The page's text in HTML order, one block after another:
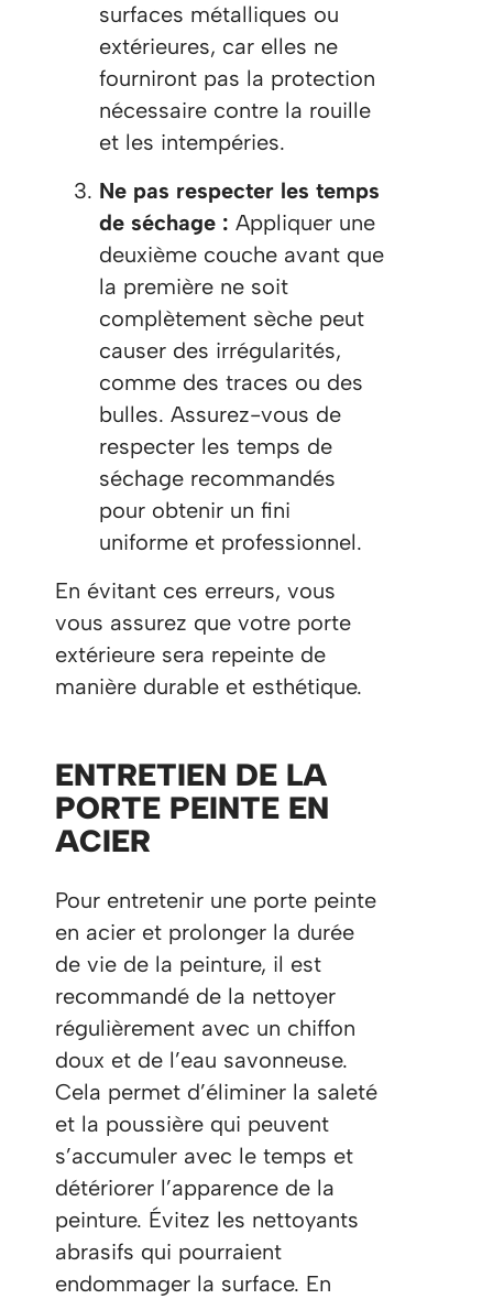
surfaces métalliques ou
extérieures, car elles ne
fourniront pas la protection
nécessaire contre la rouille
et les intempéries.
Ne pas respecter les temps
de séchage : Appliquer une
deuxième couche avant que
la première ne soit
complètement sèche peut
causer des irrégularités,
comme des traces ou des
bulles. Assurez-vous de
respecter les temps de
séchage recommandés
pour obtenir un fini
uniforme et professionnel.
En évitant ces erreurs, vous
vous assurez que votre porte
extérieure sera repeinte de
manière durable et esthétique.
ENTRETIEN DE LA
PORTE PEINTE EN
ACIER
Pour entretenir une porte peinte
en acier et prolonger la durée
de vie de la peinture, il est
recommandé de la nettoyer
régulièrement avec un chiffon
doux et de l’eau savonneuse.
Cela permet d’éliminer la saleté
et la poussière qui peuvent
s’accumuler avec le temps et
détériorer l’apparence de la
peinture. Évitez les nettoyants
abrasifs qui pourraient
endommager la surface. En